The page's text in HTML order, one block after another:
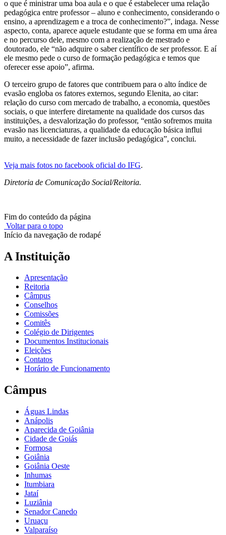
o que é ministrar uma boa aula e o que é estabelecer uma relação
pedagógica entre professor – aluno e conhecimento, considerando o
ensino, a aprendizagem e a troca de conhecimento?”, indaga. Nesse
aspecto, conta, aparece aquele estudante que se forma em uma área
e no percurso dele, mesmo com a realização de mestrado e
doutorado, ele “não adquire o saber científico de ser professor. E aí
ele mesmo pede o curso de formação pedagógica e temos que
oferecer esse apoio”, afirma.
O terceiro grupo de fatores que contribuem para o alto índice de
evasão engloba os fatores externos, segundo Elenita, ao citar:
relação do curso com mercado de trabalho, a economia, questões
sociais, o que interfere diretamente na qualidade dos cursos das
instituições, a desvalorização do professor, “então sofremos muita
evasão nas licenciaturas, a qualidade da educação básica influi
muito, a necessidade de fazer inclusão pedagógica”, conclui.
Veja mais fotos no facebook oficial do IFG.
Diretoria de Comunicação Social/Reitoria.
Fim do conteúdo da página
Voltar para o topo
Início da navegação de rodapé
A Instituição
Apresentação
Reitoria
Câmpus
Conselhos
Comissões
Comitês
Colégio de Dirigentes
Documentos Institucionais
Eleições
Contatos
Horário de Funcionamento
Câmpus
Águas Lindas
Anápolis
Aparecida de Goiânia
Cidade de Goiás
Formosa
Goiânia
Goiânia Oeste
Inhumas
Itumbiara
Jataí
Luziânia
Senador Canedo
Uruaçu
Valparaíso